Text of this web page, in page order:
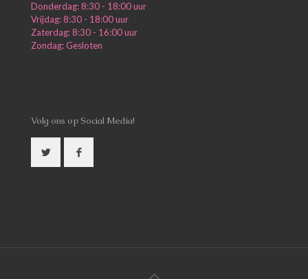
Donderdag: 8:30 - 18:00 uur
Vrijdag: 8:30 - 18:00 uur
Zaterdag: 8:30 - 16:00 uur
Zondag: Gesloten
Volg ons op Social Media!